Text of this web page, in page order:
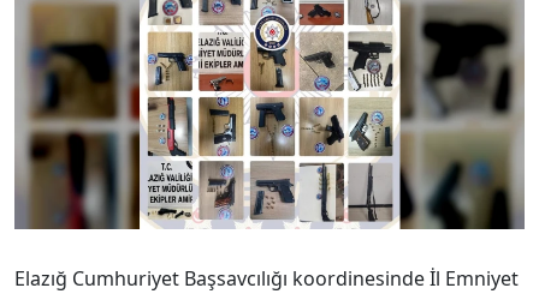
Elazığ Cumhuriyet Başsavcılığı koordinesinde İl Emniyet